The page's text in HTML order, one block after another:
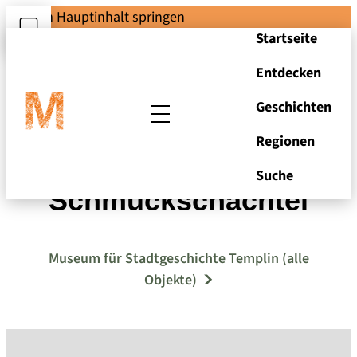
Zum Hauptinhalt springen
Startseite
Entdecken
Geschichten
Regionen
Suche
Kartätschenkugel in
Schmuckschachtel
Museum für Stadtgeschichte Templin (alle
Objekte)